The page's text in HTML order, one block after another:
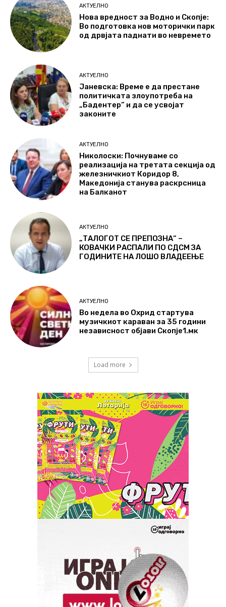
АКТУЕЛНО
Нова вредност за Водно и Скопје:
Во подготовка нов моторички парк
од дрвјата паднати во невремето
АКТУЕЛНО
Јаневска: Време е да престане
политичката злоупотреба на
„Бадентер“ и да се усвојат
законите
АКТУЕЛНО
Николоски: Почнуваме со
реализација на третата секција од
железничкиот Коридор 8,
Македонија станува раскрсница
на Балканот
АКТУЕЛНО
„ТАЛОГОТ СЕ ПРЕПОЗНА“ –
КОВАЧКИ РАСПАЛИ ПО СДСМ ЗА
ГОДИНИТЕ НА ЛОШО ВЛАДЕЕЊЕ
АКТУЕЛНО
Во недела во Охрид стартува
музичкиот караван за 35 години
независност објави Скопје1.мк
Load more